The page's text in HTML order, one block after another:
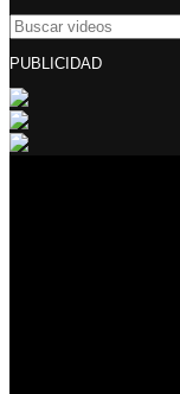
PUBLICIDAD